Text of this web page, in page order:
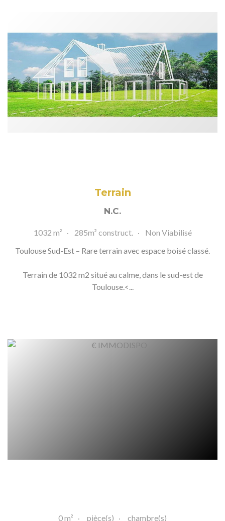
Terrain
N.C.
1032 m² 285m² construct.
Non Viabilisé
Toulouse Sud-Est – Rare terrain avec espace boisé classé.
Terrain de 1032 m2 situé au calme, dans le sud-est de
Toulouse.<...
0 m² pièce(s) chambre(s)